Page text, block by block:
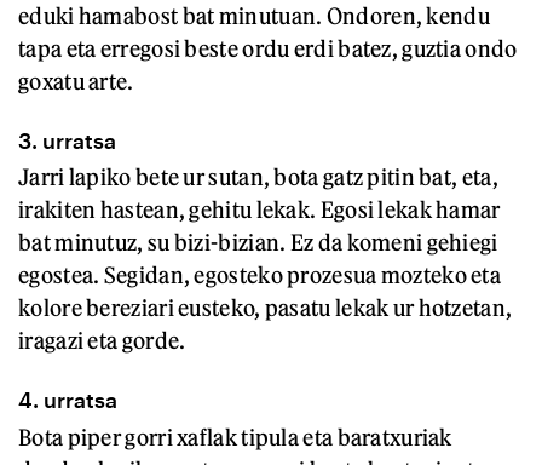
eduki hamabost bat minutuan. Ondoren, kendu
tapa eta erregosi beste ordu erdi batez, guztia ondo
goxatu arte.
3. urratsa
Jarri lapiko bete ur sutan, bota gatz pitin bat, eta,
irakiten hastean, gehitu lekak. Egosi lekak hamar
bat minutuz, su bizi-bizian. Ez da komeni gehiegi
egostea. Segidan, egosteko prozesua mozteko eta
kolore bereziari eusteko, pasatu lekak ur hotzetan,
iragazi eta gorde.
4. urratsa
Bota piper gorri xaflak tipula eta baratxuriak